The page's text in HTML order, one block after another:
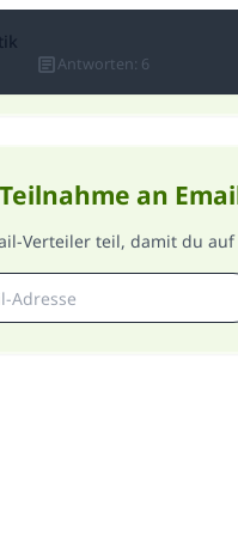
Antworten: 6
an
Verteiler teil, damit du